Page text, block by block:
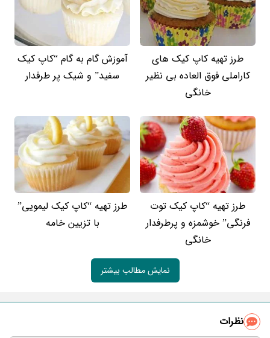
طرز تهیه کاپ کیک های
کاراملی فوق العاده بی نظیر
خانگی
آموزش گام به گام “کاپ کیک
سفید” و شیک پر طرفدار
طرز تهیه “کاپ کیک توت
فرنگی” خوشمزه و پرطرفدار
خانگی
طرز تهیه “کاپ کیک لیمویی”
با تزیین خامه
نمایش مطالب بیشتر
نظرات